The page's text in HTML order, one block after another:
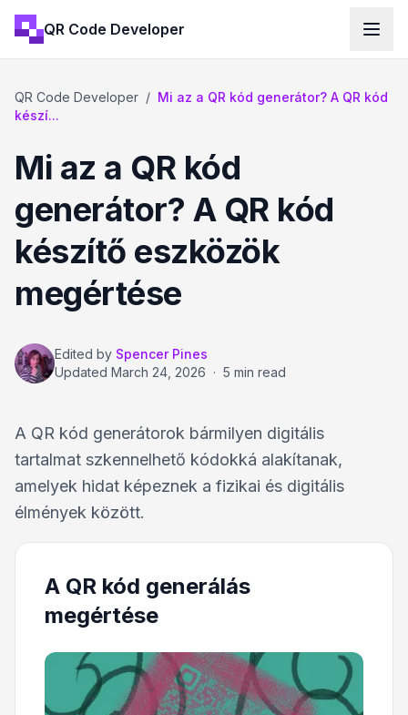
QR Code Developer
QR Code Developer / Mi az a QR kód generátor? A QR kód
készí...
Mi az a QR kód
generátor? A QR kód
készítő eszközök
megértése
Edited by Spencer Pines
Updated March 24, 2026 · 5 min read
A QR kód generátorok bármilyen digitális
tartalmat szkennelhető kódokká alakítanak,
amelyek hidat képeznek a fizikai és digitális
élmények között.
A QR kód generálás
megértése